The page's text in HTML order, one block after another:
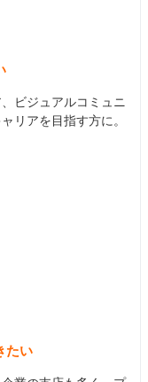
ビジュアルコミュニ
リアを目指す方に。
たい